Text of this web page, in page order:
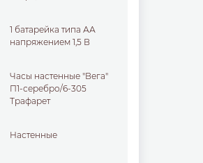
1 батарейка типа АА
напряжением 1,5 В
Часы настенные "Вега"
П1-серебро/6-305
Трафарет
настенные